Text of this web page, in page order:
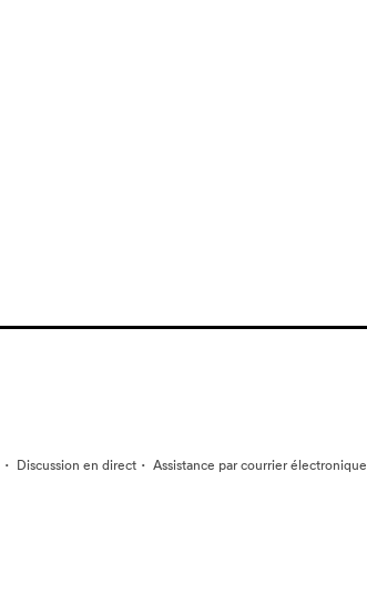
· Discussion en direct · Assistance par courrier électronique